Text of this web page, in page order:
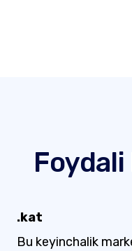
.kat
Bu keyinchalik